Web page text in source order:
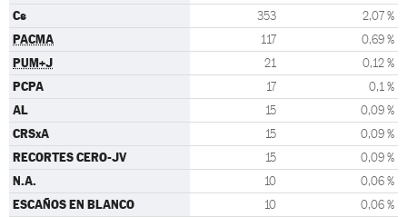
Cs 353 2,07 %
PACMA 117 0,69 %
PUM+J 21 0,12 %
PCPA 17 0,1 %
AL 15 0,09 %
CRSxA 15 0,09 %
RECORTES CERO-JV 15 0,09 %
N.A. 10 0,06 %
ESCAÑOS EN BLANCO 10 0,06 %